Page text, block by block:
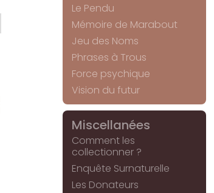
Le Pendu
Mémoire de Marabout
Jeu des Noms
Phrases à Trous
Force psychique
Vision du futur
Miscellanées
Comment les
collectionner ?
Enquête Surnaturelle
Les Donateurs